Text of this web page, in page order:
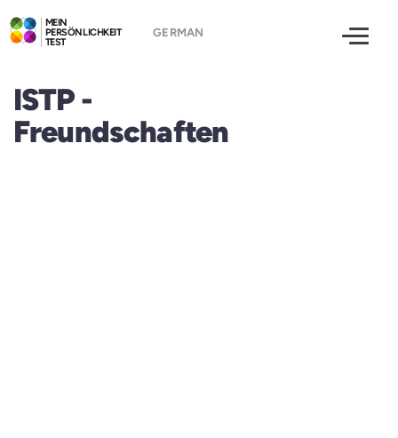
MEIN
PERSÖNLICHKEIT
TEST
ISTP -
Freundschaften